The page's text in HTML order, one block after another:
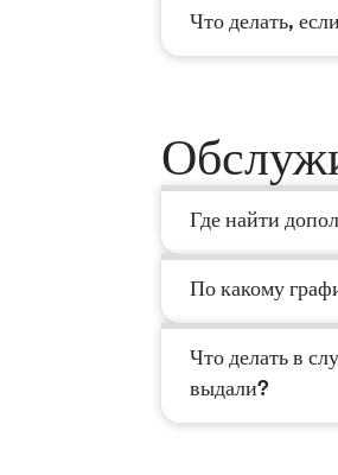
Что делать,
Где найти
По какому
Что делать в
выдали?